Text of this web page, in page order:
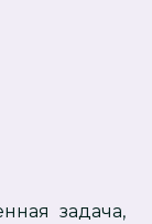
задача,